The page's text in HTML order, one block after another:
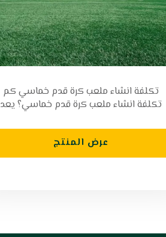
تكلفة انشاء ملعب كرة قدم خماسي كم
تكلفة انشاء ملعب كرة قدم خماسي؟ يعد
عرض المنتج